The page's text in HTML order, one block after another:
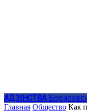
АДЗIНСТВА
Главная Общество Как